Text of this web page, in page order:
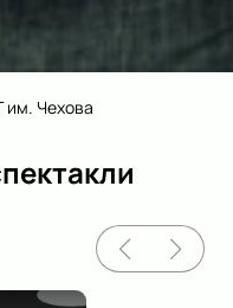
им. Чехова